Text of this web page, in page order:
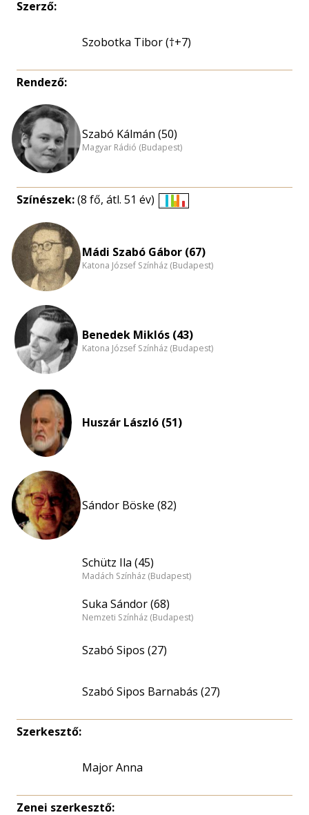
Szerző:
Szobotka Tibor (†+7)
Rendező:
Szabó Kálmán (50)
Magyar Rádió (Budapest)
Színészek:(8 fő, átl. 51 év)
nagyítása
Mádi Szabó Gábor (67)
Katona József Színház (Budapest)
Benedek Miklós (43)
Katona József Színház (Budapest)
Huszár László (51)
Sándor Böske (82)
Schütz Ila (45)
Madách Színház (Budapest)
Suka Sándor (68)
Nemzeti Színház (Budapest)
Szabó Sipos (27)
Szabó Sipos Barnabás (27)
Szerkesztő:
Major Anna
Zenei szerkesztő: